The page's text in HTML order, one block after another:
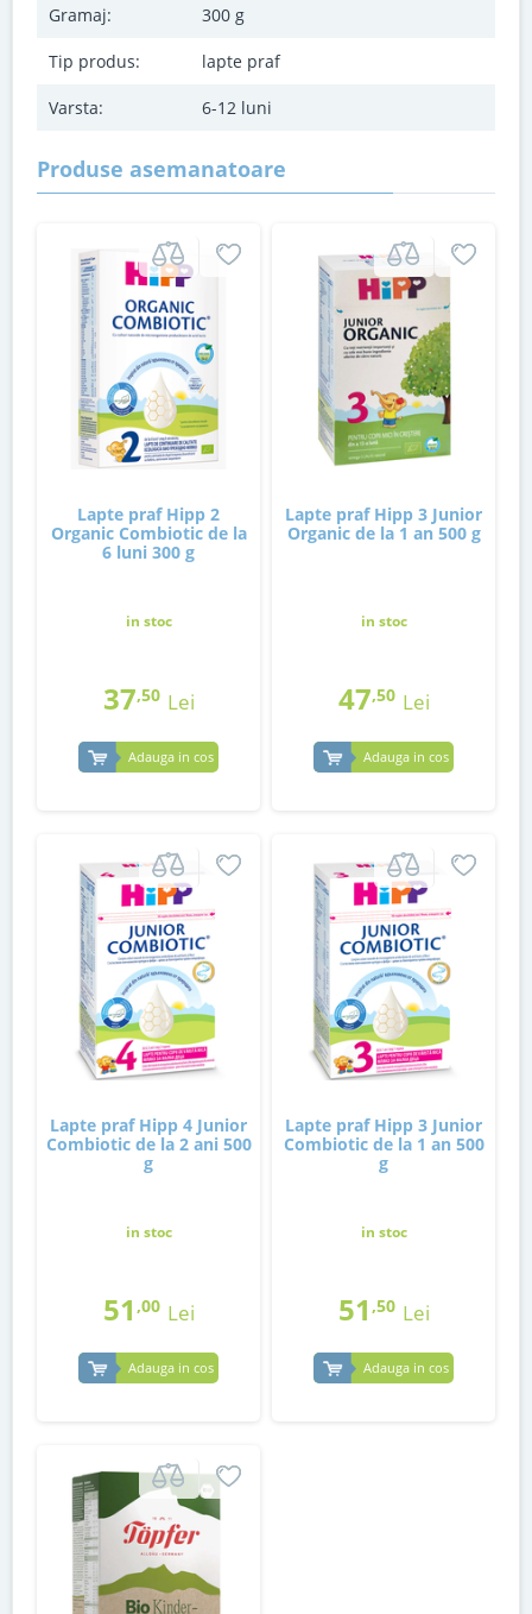
Gramaj: 300 g
Tip produs: lapte praf
Varsta: 6-12 luni
Produse asemanatoare
Lapte praf Hipp 2
Organic Combiotic de la
6 luni 300 g
in stoc
37,50 Lei
Adauga in cos
Lapte praf Hipp 3 Junior
Organic de la 1 an 500 g
in stoc
47,50 Lei
Adauga in cos
Lapte praf Hipp 4 Junior
Combiotic de la 2 ani 500
g
in stoc
51 ,00 Lei
Adauga in cos
Lapte praf Hipp 3 Junior
Combiotic de la 1 an 500
g
in stoc
51 ,50 Lei
Adauga in cos